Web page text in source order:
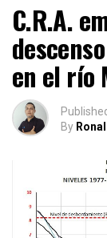
C.R.A.
en el río
By